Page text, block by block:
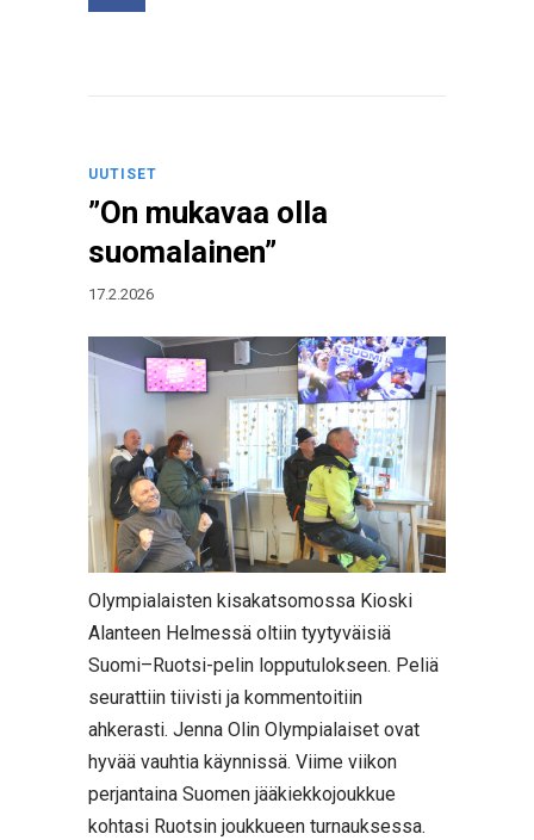
UUTISET
”On mukavaa olla
suomalainen”
17.2.2026
Olympialaisten kisakatsomossa Kioski
Alanteen Helmessä oltiin tyytyväisiä
Suomi–Ruotsi-pelin lopputulokseen. Peliä
seurattiin tiivisti ja kommentoitiin
ahkerasti. Jenna Olin Olympialaiset ovat
hyvää vauhtia käynnissä. Viime viikon
perjantaina Suomen jääkiekkojoukkue
kohtasi Ruotsin joukkueen turnauksessa.